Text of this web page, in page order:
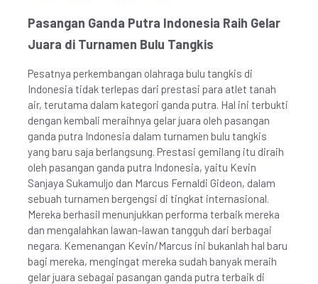
Pasangan Ganda Putra Indonesia Raih Gelar
Juara di Turnamen Bulu Tangkis
Pesatnya perkembangan olahraga bulu tangkis di
Indonesia tidak terlepas dari prestasi para atlet tanah
air, terutama dalam kategori ganda putra. Hal ini terbukti
dengan kembali meraihnya gelar juara oleh pasangan
ganda putra Indonesia dalam turnamen bulu tangkis
yang baru saja berlangsung. Prestasi gemilang itu diraih
oleh pasangan ganda putra Indonesia, yaitu Kevin
Sanjaya Sukamuljo dan Marcus Fernaldi Gideon, dalam
sebuah turnamen bergengsi di tingkat internasional.
Mereka berhasil menunjukkan performa terbaik mereka
dan mengalahkan lawan-lawan tangguh dari berbagai
negara. Kemenangan Kevin/Marcus ini bukanlah hal baru
bagi mereka, mengingat mereka sudah banyak meraih
gelar juara sebagai pasangan ganda putra terbaik di